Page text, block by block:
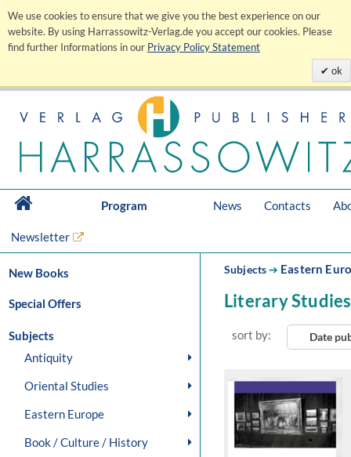
We use cookies to ensure that we give you the best experience on our
website. By using Harrassowitz-Verlag.de you accept our cookies. Please
find further Informations in our Privacy Policy Statement
ok
Program News Contacts
Newsletter
New Books
Special Offers
Subjects
Antiquity
Oriental Studies
Eastern Europe
Book / Culture / History
Subjects➔ Eastern
Literary Studies
sort by: Date